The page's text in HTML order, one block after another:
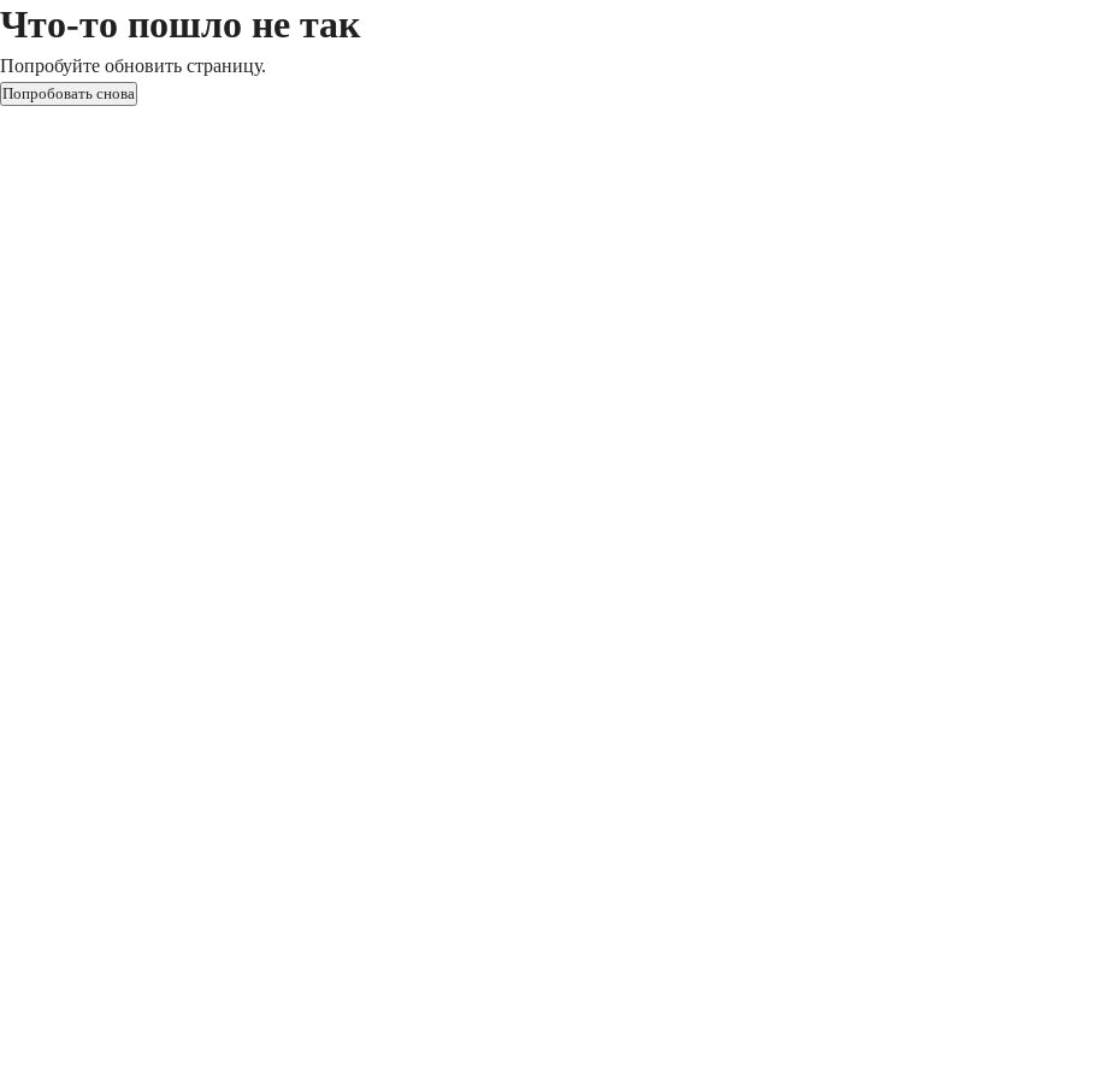
Что-то пошло не так
Попробуйте обновить страницу.
Попробовать снова